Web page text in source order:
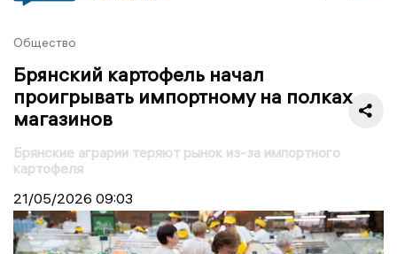
Общество
Брянский картофель начал
проигрывать импортному на полках
магазинов
Брянские аграрии теряют рынок из-за импортного
картофеля
21/05/2026 09:03